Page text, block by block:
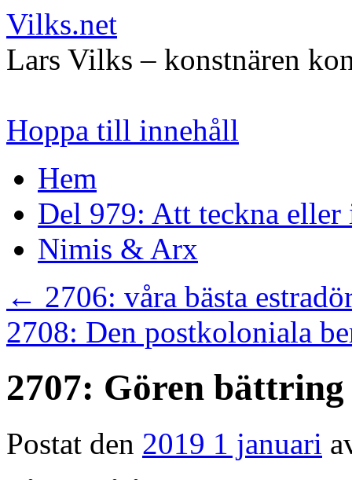
Vilks.net
Lars Vilks – konstnären
Hoppa till innehåll
Hem
Del 979: Att teckna eller
Nimis & Arx
← 2706: våra bästa
2708: Den postkoloniala
2707: Gören bättring
Postat den 2019 1 januari